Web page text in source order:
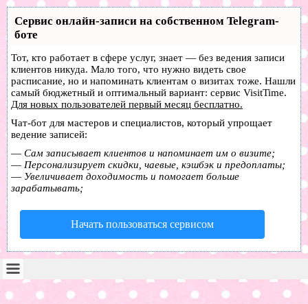
Сервис онлайн-записи на собственном Telegram-
боте
Тот, кто работает в сфере услуг, знает — без ведения записи
клиентов никуда. Мало того, что нужно видеть свое
расписание, но и напоминать клиентам о визитах тоже. Нашли
самый бюджетный и оптимальный вариант: сервис VisitTime.
Для новых пользователей первый месяц бесплатно.
Чат-бот для мастеров и специалистов, который упрощает
ведение записей:
— Сам записывает клиентов и напоминает им о визите;
— Персонализирует скидки, чаевые, кэшбэк и предоплаты;
— Увеличивает доходимость и помогает больше
зарабатывать;
Начать пользоваться сервисом